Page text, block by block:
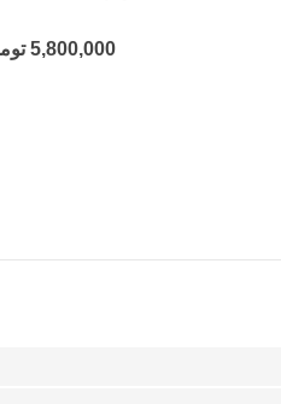
5,800,000 تومان